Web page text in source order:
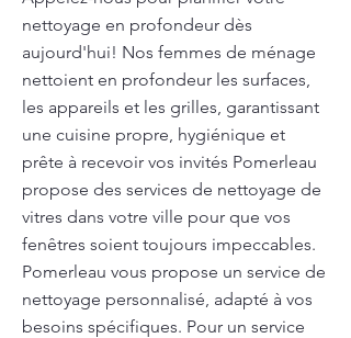
nettoyage en profondeur dès
aujourd'hui! Nos femmes de ménage
nettoient en profondeur les surfaces,
les appareils et les grilles, garantissant
une cuisine propre, hygiénique et
prête à recevoir vos invités Pomerleau
propose des services de nettoyage de
vitres dans votre ville pour que vos
fenêtres soient toujours impeccables.
Pomerleau vous propose un service de
nettoyage personnalisé, adapté à vos
besoins spécifiques. Pour un service